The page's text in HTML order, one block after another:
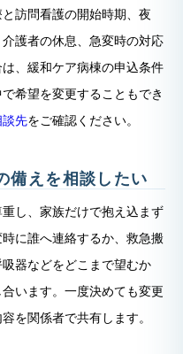
訪問看護の開始時期、夜
護者の休息、急変時の対応
、緩和ケア病棟の申込条件
希望を変更することもでき
談先をご確認ください。
備えを相談したい
し、家族だけで抱え込まず
に誰へ連絡するか、救急搬
器などをどこまで望むか
います。一度決めても変更
を関係者で共有します。